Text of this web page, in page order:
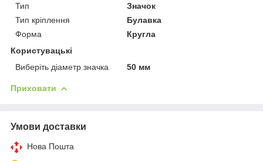
Тип
Значок
Тип кріплення
Булавка
Форма
Кругла
Користувацькі
Виберіть діаметр значка
50 мм
Приховати
Умови доставки
Нова Пошта